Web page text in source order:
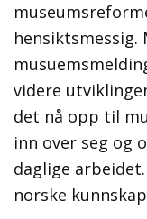
hensiktsmessig.
videre
det nå opp til
inn over seg og
daglige
norske